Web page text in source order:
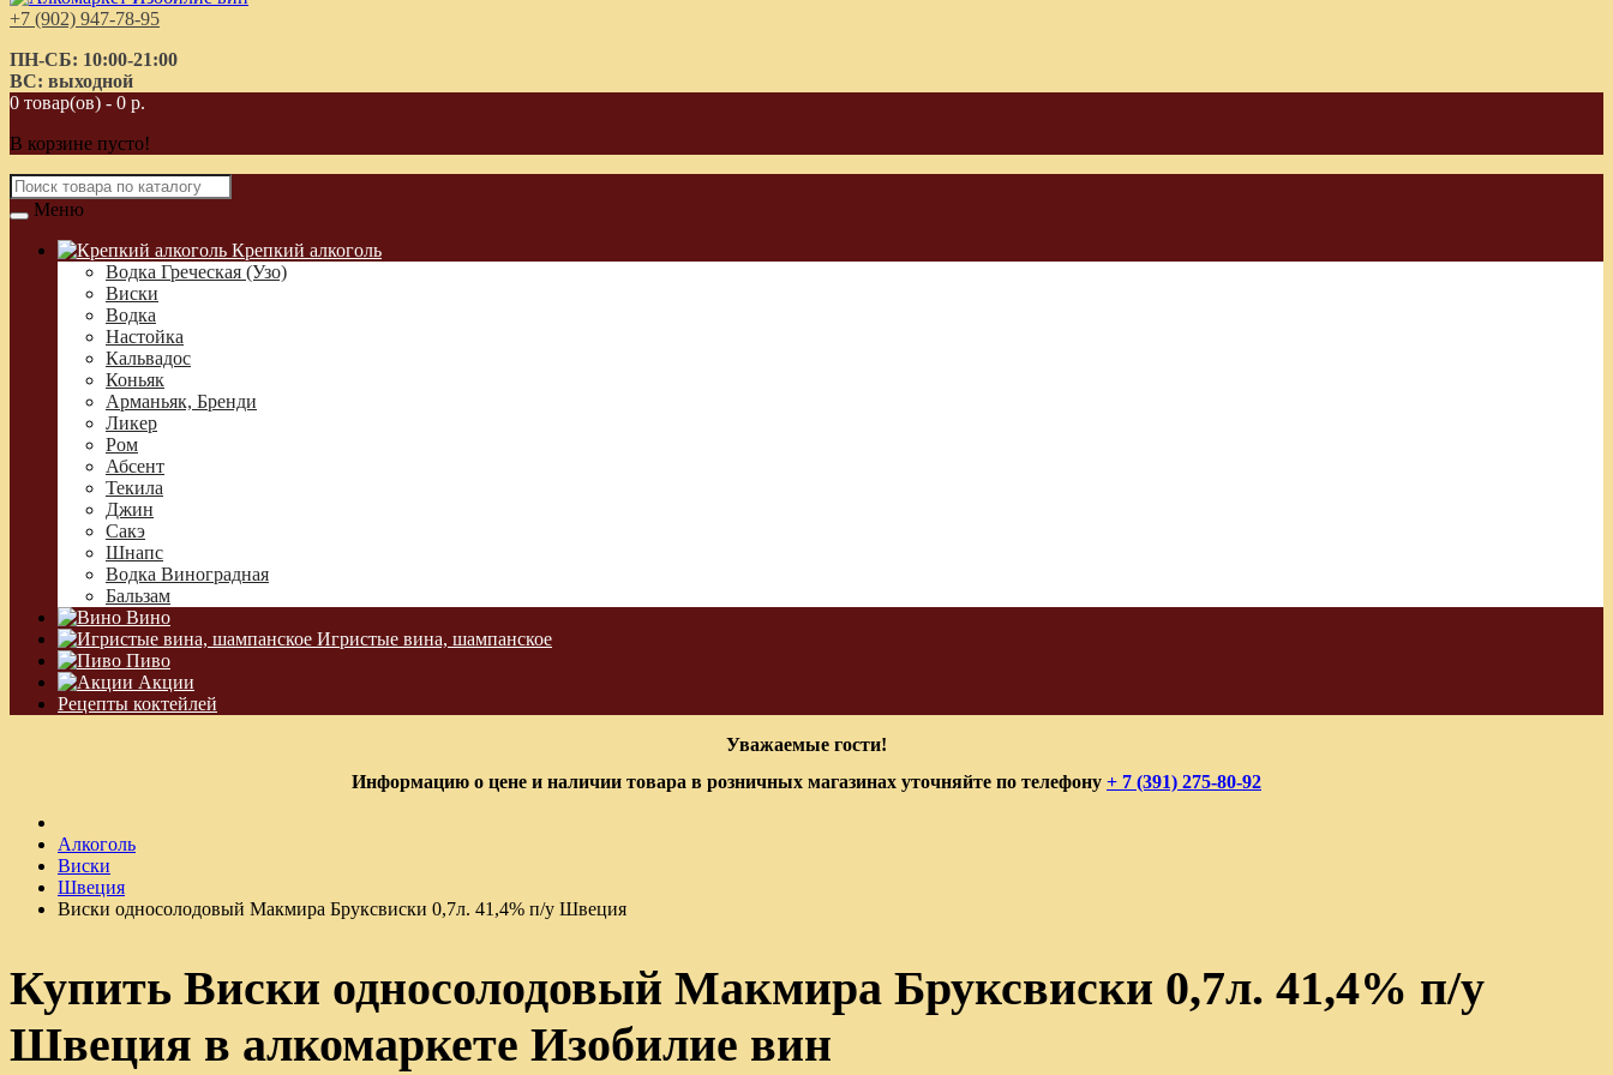
+7 (902) 947-78-95
ПН-СБ: 10:00-21:00
ВС: выходной
0 товар(ов) - 0 р.
В корзине пусто!
Меню
Крепкий алкоголь
Водка Греческая (Узо)
Виски
Водка
Настойка
Кальвадос
Коньяк
Арманьяк, Бренди
Ликер
Ром
Абсент
Текила
Джин
Сакэ
Шнапс
Водка Виноградная
Бальзам
Вино
Игристые вина, шампанское
Пиво
Акции
Рецепты коктейлей
Уважаемые гости!
Информацию о цене и наличии товара в розничных магазинах уточняйте по телефону + 7 (391) 275-80-92
Алкоголь
Виски
Швеция
Виски односолодовый Макмира Бруксвиски 0,7л. 41,4% п/у Швеция
Купить Виски односолодовый Макмира Бруксвиски 0,7л. 41,4% п/у
Швеция в алкомаркете Изобилие вин